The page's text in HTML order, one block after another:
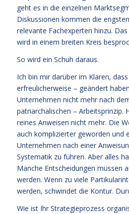
geht es in die einzelnen
Diskussionen kommen die
relevante Fachexperten hinzu.
wird in einem breiten Kreis
So wird ein Schuh daraus.
Ich bin mir darüber im Klaren,
erfreulicherweise – geändert
Unternehmen nicht mehr nach
patriarchalischen – Arbeitsprinzip.
reines Anweisen nicht mehr. Die
auch komplizierter geworden und
Unternehmen nach einer
Systematik zu führen. Aber alles
Manche Entscheidungen müssen
werden. Wenn zu viele
werden, schwindet die Kontur.
Wie ist Ihr Strategieprozess